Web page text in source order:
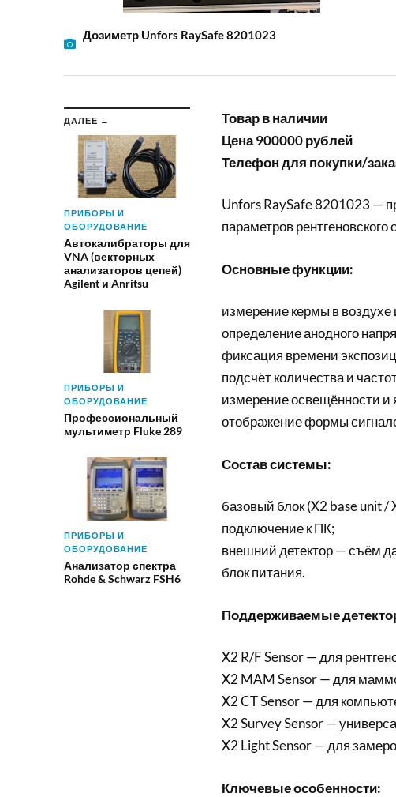
Дозиметр Unfors RaySafe 8201023
ДАЛЕЕ →
ПРИБОРЫ И
ОБОРУДОВАНИЕ
Автокалибраторы для
VNA (векторных
анализаторов цепей)
Agilent и Anritsu
ПРИБОРЫ И
ОБОРУДОВАНИЕ
Профессиональный
мультиметр Fluke 289
ПРИБОРЫ И
ОБОРУДОВАНИЕ
Анализатор спектра
Rohde & Schwarz FSH6
Товар в наличии
Цена 900000 рублей
Телефон для покупки/
Unfors RaySafe 8201023 —
параметров
Основные функции:
измерение кермы в
определение анодного
фиксация времени
подсчёт количества и
измерение освещённости и
отображение формы
Состав системы:
базовый блок (X2 base unit
подключение к ПК;
внешний детектор — съём
блок питания.
Поддерживаемые
X2 R/F Sensor — для
X2 MAM Sensor — для
X2 CT Sensor — для
X2 Survey Sensor —
X2 Light Sensor — для
Ключевые особенности: